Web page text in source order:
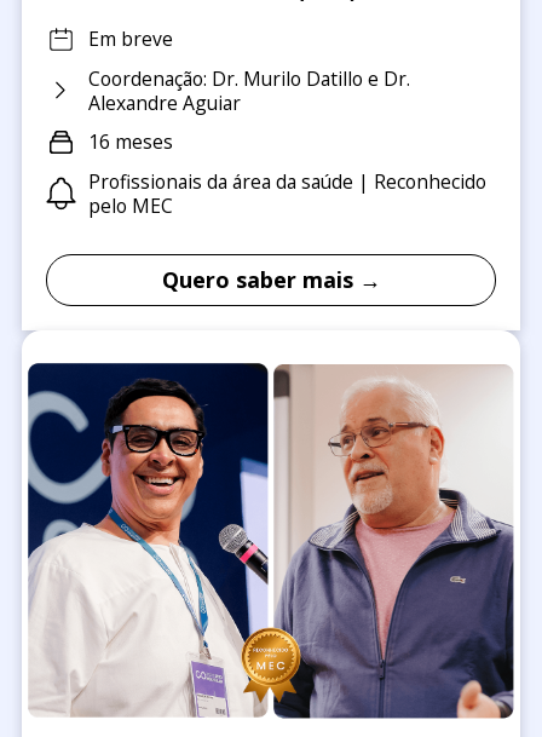
Em breve
Coordenação: Dr. Murilo Datillo e Dr.
Alexandre Aguiar
16 meses
Profissionais da área da saúde | Reconhecido
pelo MEC
Quero saber mais →